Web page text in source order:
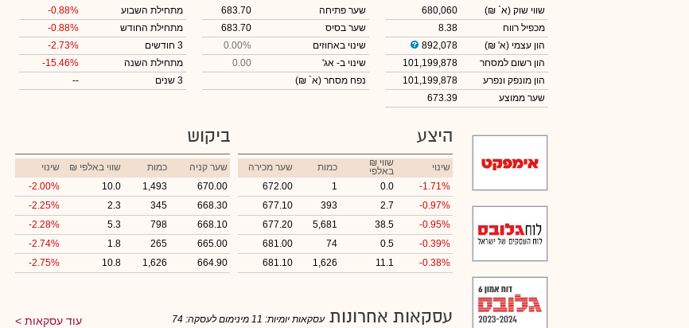
שווי שוק (א` ₪)
680,060
מכפיל רווח
8.38
הון עצמי (א' ₪)
892,078
הון רשום למסחר
101,199,878
הון מונפק ונפרע
101,199,878
שער ממוצע
673.39
שער פתיחה
683.70
שער בסיס
683.70
שינוי באחוזים
0.00%
שינוי ב- אג'
0.00
נפח מסחר (א` ₪)
מתחילת השבוע
-0.88%
מתחילת החודש
-0.88%
3 חודשים
-2.73%
מתחילת השנה
-15.46%
3 שנים
--
היצע
שינוי ₪ שווי
באלפי כמות
שער מכירה
-1.71%
0.0
1
672.00
-0.97%
2.7
393
677.10
-0.95%
38.5
5,681
677.20
-0.39%
0.5
74
681.00
-0.38%
11.1
1,626
681.10
ביקוש
שער קניה כמות ₪ שווי באלפי
שינוי
670.00
1,493
10.0
-2.00%
668.30
345
2.3
-2.25%
668.10
798
5.3
-2.28%
665.00
265
1.8
-2.74%
664.90
1,626
10.8
-2.75%
עסקאות אחרונות עוד עסקאות עסקאות יומיות: 11 מינימום לעסקה: 74